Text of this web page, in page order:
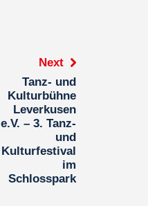
Next
Tanz- und
Kulturbühne
Leverkusen
e.V. – 3. Tanz-
und
Kulturfestival
im
Schlosspark